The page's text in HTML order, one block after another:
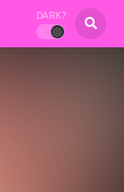
DARK?